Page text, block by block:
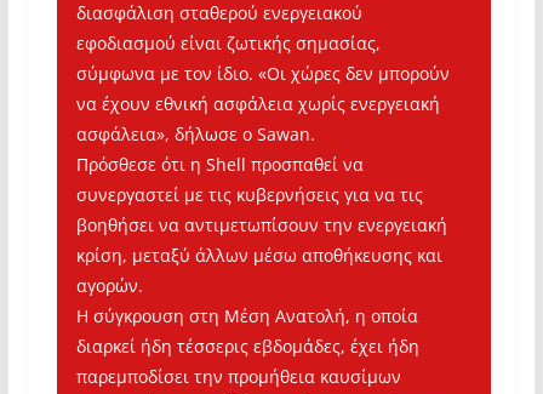
διασφάλιση σταθερού ενεργειακού
εφοδιασμού είναι ζωτικής σημασίας,
σύμφωνα με τον ίδιο. «Οι χώρες δεν μπορούν
να έχουν εθνική ασφάλεια χωρίς ενεργειακή
ασφάλεια», δήλωσε ο Sawan.
Πρόσθεσε ότι η Shell προσπαθεί να
συνεργαστεί με τις κυβερνήσεις για να τις
βοηθήσει να αντιμετωπίσουν την ενεργειακή
κρίση, μεταξύ άλλων μέσω αποθήκευσης και
αγορών.
Η σύγκρουση στη Μέση Ανατολή, η οποία
διαρκεί ήδη τέσσερις εβδομάδες, έχει ήδη
παρεμποδίσει την προμήθεια καυσίμων